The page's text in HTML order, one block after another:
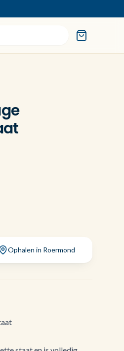
Ophalen in Roermond